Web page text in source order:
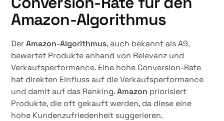
Amazon-Algorithmus
DerAmazon-Algorithmus, auch bekannt als A9,
bewertet Produkte anhand von Relevanz und
Verkaufsperformance. Eine hohe Conversion-Rate
hat direkten Einfluss auf die Verkaufsperformance
und damit auf das Ranking.Amazon priorisiert
Produkte, die oft gekauft werden, da diese eine
hohe Kundenzufriedenheit suggerieren.